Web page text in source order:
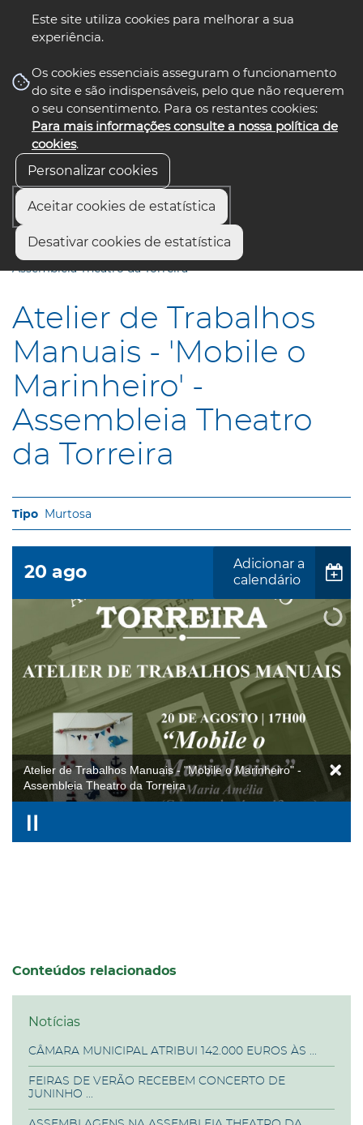
Este site utiliza cookies para melhorar a sua
experiência.
Os cookies essenciais asseguram o funcionamento
do site e são indispensáveis, pelo que não requerem
o seu consentimento. Para os restantes cookies:
Para mais informações consulte a nossa política de
cookies.
Personalizar cookies
Aceitar cookies de estatística
Desativar cookies de estatística
nos select language
Início
Atelier de Trabalhos Manuais - "Mobile o Marinheiro" -
Assembleia Theatro da Torreira
Atelier de Trabalhos
Manuais - 'Mobile o
Marinheiro' -
Assembleia Theatro
da Torreira
Murtosa
20 ago
Adicionar a
calendário
Atelier de Trabalhos Manuais - "Mobile o Marinheiro" -
Assembleia Theatro da Torreira
Conteúdos relacionados
Notícias
CÂMARA MUNICIPAL ATRIBUI 142.000 EUROS ÀS ...
FEIRAS DE VERÃO RECEBEM CONCERTO DE
JUNINHO ...